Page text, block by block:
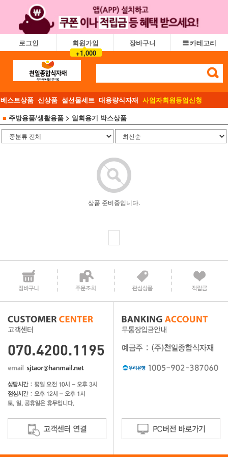
로그인
회원가입
+1,000
장바구니 카테고리
베스트상품 신상품 설선물세트 대용량식자재 사업자회원등업신청
■ 주방용품/생활용품 > 일회용기 박스상품
상품 준비중입니다.